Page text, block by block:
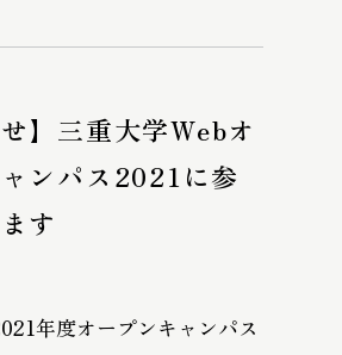
せ】三重大学Webオ
ンパス2021に参
す
年度オープンキャンパス